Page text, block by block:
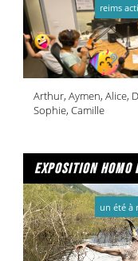
Arthur, Aymen, Alice,
Sophie, Camille
reims
exposition homo
un été à